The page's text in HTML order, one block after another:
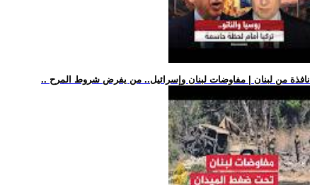
.. نافذة من لبنان | مفاوضات لبنان وإسرائيل.. من يفرض شروط المرح